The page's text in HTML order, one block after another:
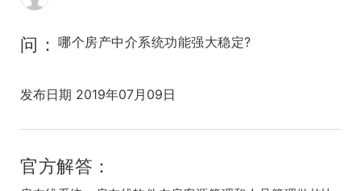
问： 哪个房产中介系统功能强大稳定?
发布日期 2019年07月09日
官方解答：